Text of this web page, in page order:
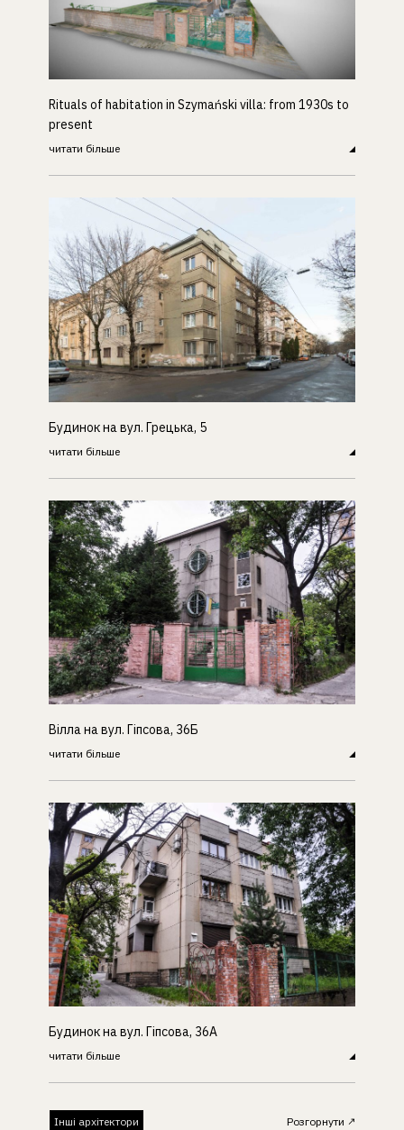
Rituals of habitation in Szymański villa: from 1930s to
present
читати більше
Будинок на вул. Грецька, 5
читати більше
Вілла на вул. Гіпсова, 36Б
читати більше
Будинок на вул. Гіпсова, 36А
читати більше
Розгорнути
Інші архітектори